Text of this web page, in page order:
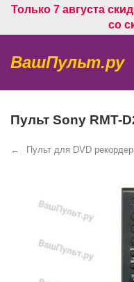
Только 7 августа
со
ВашПульт.ру
Пульт Sony RMT-
Пульт для DVD